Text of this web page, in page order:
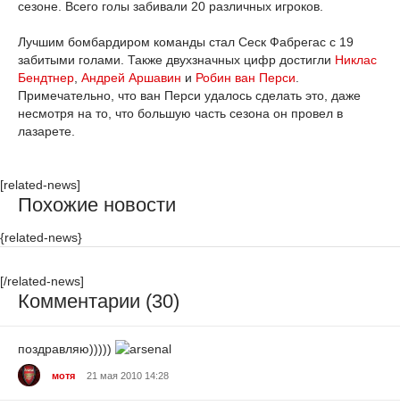
сезоне. Всего голы забивали 20 различных игроков.
Лучшим бомбардиром команды стал Сеск Фабрегас с 19
забитыми голами. Также двухзначных цифр достигли Никлас
Бендтнер, Андрей Аршавин и Робин ван Перси.
Примечательно, что ван Перси удалось сделать это, даже
несмотря на то, что большую часть сезона он провел в
лазарете.
[related-news]
Похожие новости
{related-news}
[/related-news]
Комментарии (30)
поздравляю)))))
мотя 21 мая 2010 14:28